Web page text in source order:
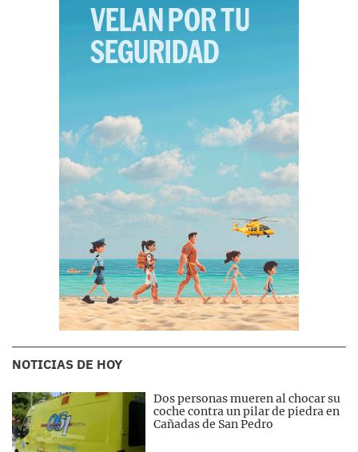
NOTICIAS DE HOY
Dos personas mueren al chocar su
coche contra un pilar de piedra en
Cañadas de San Pedro